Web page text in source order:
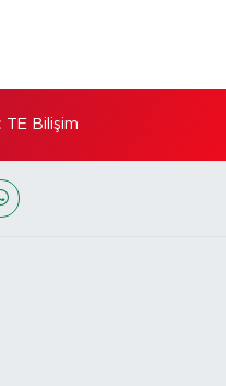
TE Bilişim